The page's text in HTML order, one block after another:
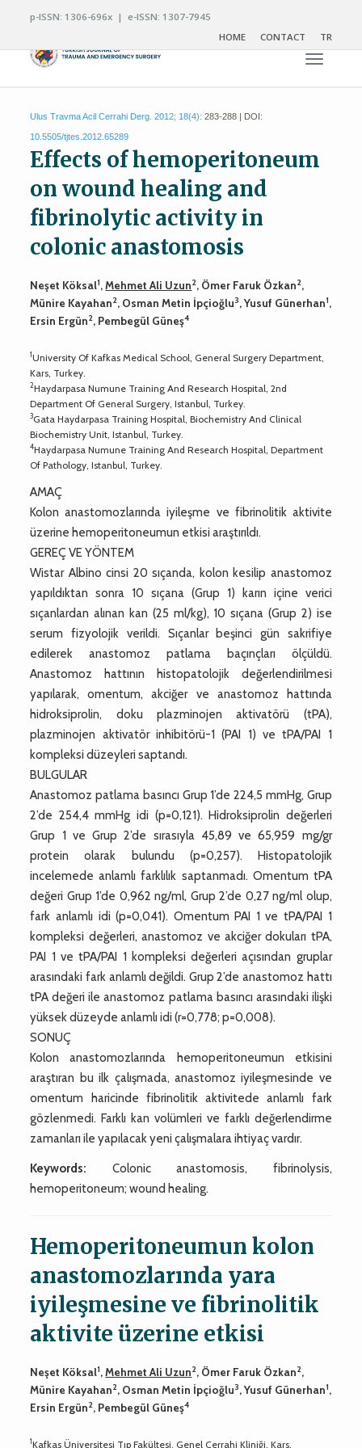
p-ISSN: 1306-696x | e-ISSN: 1307-7945
HOME
CONTACT TR
Toggle
Ulus Travma Acil Cerrahi Derg. 2012; 18(4): 283-288 | DOI:
10.5505/tjtes.2012.65289
Effects of hemoperitoneum
on wound healing and
fibrinolytic activity in
colonic anastomosis
Neşet Köksal1,Mehmet Ali Uzun2, Ömer Faruk Özkan2,
Münire Kayahan2, Osman Metin İpçioğlu3, Yusuf Günerhan1,
Ersin Ergün2, Pembegül Güneş4
1University Of Kafkas Medical School, General Surgery Department,
Kars, Turkey.
2Haydarpasa Numune Training And Research Hospital, 2nd
Department Of General Surgery, Istanbul, Turkey.
3Gata Haydarpasa Training Hospital, Biochemistry And Clinical
Biochemistry Unit, Istanbul, Turkey.
4Haydarpasa Numune Training And Research Hospital, Department
Of Pathology, Istanbul, Turkey.
AMAÇ
Kolon anastomozlarında iyileşme ve fibrinolitik aktivite
üzerine hemoperitoneumun etkisi araştırıldı.
GEREÇ VE YÖNTEM
Wistar Albino cinsi 20 sıçanda, kolon kesilip anastomoz
yapıldıktan sonra 10 sıçana (Grup 1) karın içine verici
sıçanlardan alınan kan (25 ml/kg), 10 sıçana (Grup 2) ise
serum fizyolojik verildi. Sıçanlar beşinci gün sakrifiye
edilerek anastomoz patlama baçınçları ölçüldü.
Anastomoz hattının histopatolojik değerlendirilmesi
yapılarak, omentum, akciğer ve anastomoz hattında
hidroksiprolin, doku plazminojen aktivatörü (tPA),
plazminojen aktivatör inhibitörü-1 (PAI 1) ve tPA/PAI 1
kompleksi düzeyleri saptandı.
BULGULAR
Anastomoz patlama basıncı Grup 1’de 224,5 mmHg, Grup
2’de 254,4 mmHg idi (p=0,121). Hidroksiprolin değerleri
Grup 1 ve Grup 2’de sırasıyla 45,89 ve 65,959 mg/gr
protein olarak bulundu (p=0,257). Histopatolojik
incelemede anlamlı farklılık saptanmadı. Omentum tPA
değeri Grup 1’de 0,962 ng/ml, Grup 2’de 0,27 ng/ml olup,
fark anlamlı idi (p=0,041). Omentum PAI 1 ve tPA/PAI 1
kompleksi değerleri, anastomoz ve akciğer dokuları tPA,
PAI 1 ve tPA/PAI 1 kompleksi değerleri açısından gruplar
arasındaki fark anlamlı değildi. Grup 2’de anastomoz hattı
tPA değeri ile anastomoz patlama basıncı arasındaki ilişki
yüksek düzeyde anlamlı idi (r=0,778; p=0,008).
SONUÇ
Kolon anastomozlarında hemoperitoneumun etkisini
araştıran bu ilk çalışmada, anastomoz iyileşmesinde ve
omentum haricinde fibrinolitik aktivitede anlamlı fark
gözlenmedi. Farklı kan volümleri ve farklı değerlendirme
zamanları ile yapılacak yeni çalışmalara ihtiyaç vardır.
Keywords: Colonic anastomosis, fibrinolysis,
hemoperitoneum; wound healing.
Hemoperitoneumun kolon
anastomozlarında yara
iyileşmesine ve fibrinolitik
aktivite üzerine etkisi
Neşet Köksal1,Mehmet Ali Uzun2, Ömer Faruk Özkan2,
Münire Kayahan2, Osman Metin İpçioğlu3, Yusuf Günerhan1,
Ersin Ergün2, Pembegül Güneş4
1Kafkas Üniversitesi Tıp Fakültesi, Genel Cerrahi Kliniği, Kars.